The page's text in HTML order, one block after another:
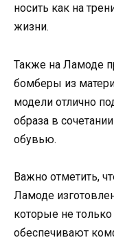
носить как на
жизни.
Также на Ламоде
бомберы из
модели отлично
образа в
обувью.
Важно отметить,
Ламоде
которые не
обеспечивают